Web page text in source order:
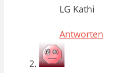
LG Kathi
Antworten